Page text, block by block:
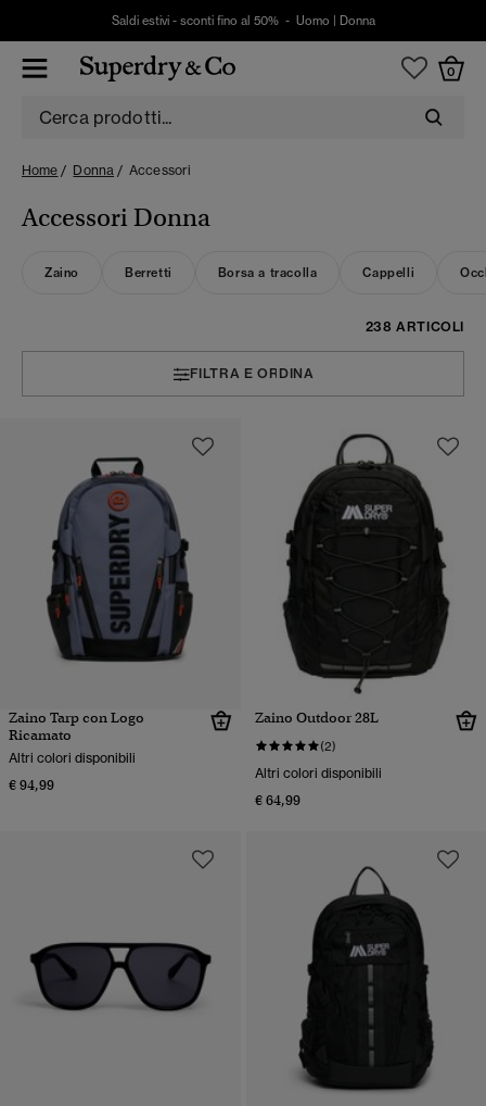
Saldi estivi - sconti fino al 50% - Uomo Donna
0
Home Donna Accessori
Accessori Donna
Zaino Berretti Borsa a tracolla Cappelli
238 ARTICOLI
FILTRA E ORDINA
Zaino Tarp con Logo
Ricamato
Altri colori disponibili
€ 94,99
Zaino Outdoor 28L
(2)
Altri colori disponibili
€ 64,99